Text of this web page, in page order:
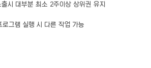
시 대부분 최소 2주이상 상위권 유지
로그램 실행 시 다른 작업 가능